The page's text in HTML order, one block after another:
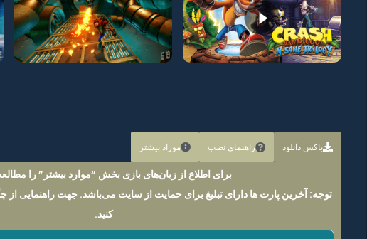
باکس دانلود راهنمای نصب موراد بیشتر
برای اطلاع از زبان‌های بازی بخش “موارد بیشتر” را
توجه: آخرین پارت ها دارای تبلیغ برای حمایت از سایت می‌باشد. جهت راهنمایی از
کنید.